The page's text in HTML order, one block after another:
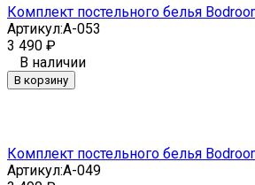
Комплект постельного белья
Артикул:A-053
3 490 ₽
В наличии
В корзину
Комплект постельного белья
Артикул:A-049